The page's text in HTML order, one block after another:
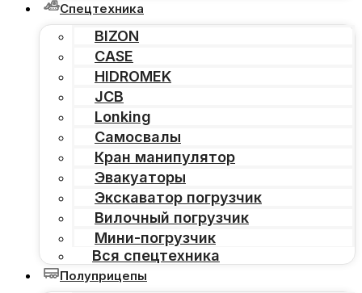
Спецтехника
BIZON
CASE
HIDROMEK
JCB
Lonking
Самосвалы
Кран манипулятор
Эвакуаторы
Экскаватор погрузчик
Вилочный погрузчик
Мини-погрузчик
Вся спецтехника
Полуприцепы